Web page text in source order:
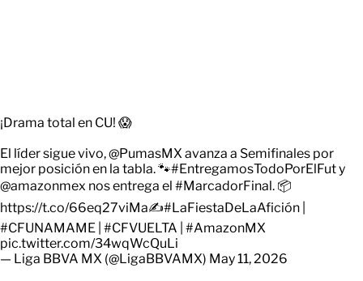
¡Drama total en CU! 😱
El líder sigue vivo,@PumasMX avanza a Semifinales por
mejor posición en la tabla. 🐾#EntregamosTodoPorElFuty
@amazonmex nos entrega el #MarcadorFinal. 📦
https://t.co/66eq27viMa✍️#LaFiestaDeLaAfición
#CFUNAMAME #CFVUELTA #AmazonMX
pic.twitter.com/34wqWcQuLi
— Liga BBVA MX (@LigaBBVAMX) May 11, 2026